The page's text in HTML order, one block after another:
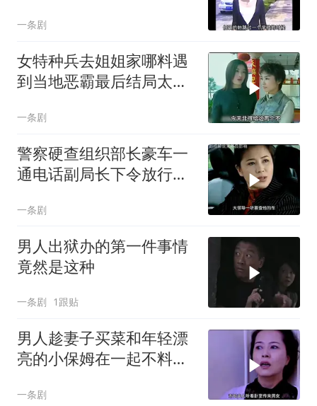
一条剧
女特种兵去姐姐家哪料遇
到当地恶霸最后结局太震
一条剧
警察硬查组织部长豪车一
通电话副局长下令放行，
一条剧
男人出狱办的第一件事情
竟然是这种
一条剧 1跟贴
男人趁妻子买菜和年轻漂
亮的小保姆在一起不料被
一条剧